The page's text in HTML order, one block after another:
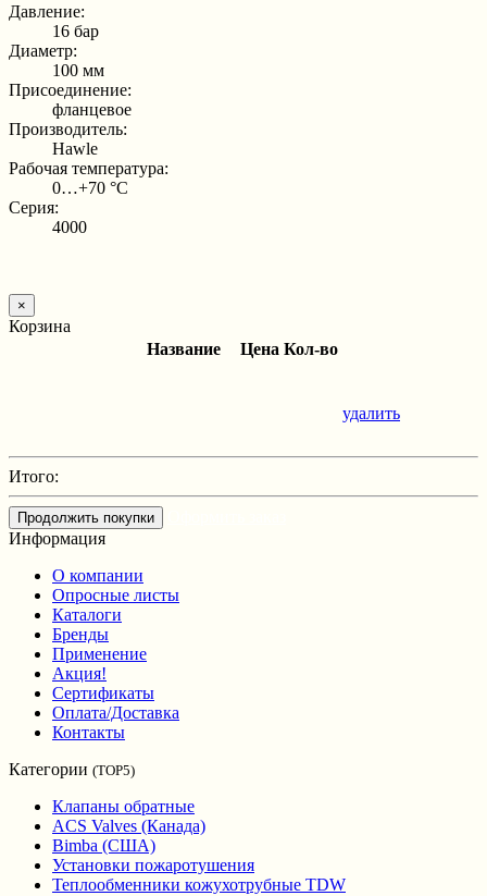
Давление:
16 бар
Диаметр:
100 мм
Присоединение:
фланцевое
Производитель:
Hawle
Рабочая температура:
0…+70 °С
Серия:
4000
×
Корзина
Название
Цена Кол-во
удалить
Итого:
Продолжить покупки
Информация
О компании
Опросные листы
Каталоги
Бренды
Применение
Акция!
Сертификаты
Оплата/Доставка
Контакты
Категории (TOP5)
Клапаны обратные
ACS Valves (Канада)
Bimba (США)
Установки пожаротушения
Теплообменники кожухотрубные TDW